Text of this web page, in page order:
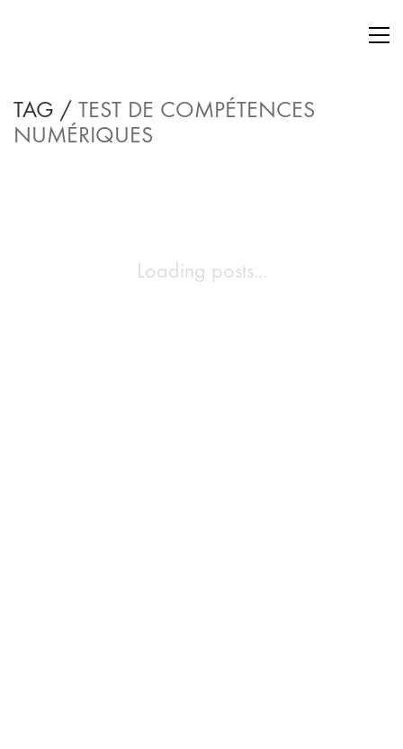
TAG / TEST DE COMPÉTENCES
NUMÉRIQUES
Loading posts...